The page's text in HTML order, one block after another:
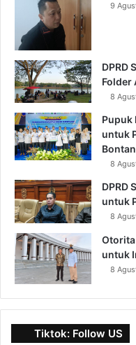
9
DPRD
Folder
8
Pupuk
untuk
8
DPRD
untuk
8
Otorita
untuk
8
Tiktok: Follow US